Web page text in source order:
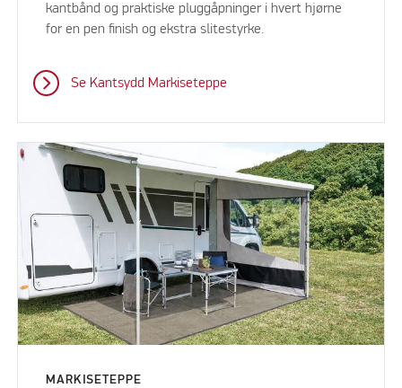
kantbånd og praktiske pluggåpninger i hvert hjørne
for en pen finish og ekstra slitestyrke.
Se Kantsydd Markiseteppe
MARKISETEPPE